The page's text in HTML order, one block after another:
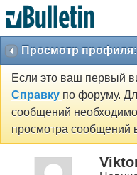
Просмотр
Если это ваш первый
Справку по форуму.
сообщений необходимо
просмотра сообщений